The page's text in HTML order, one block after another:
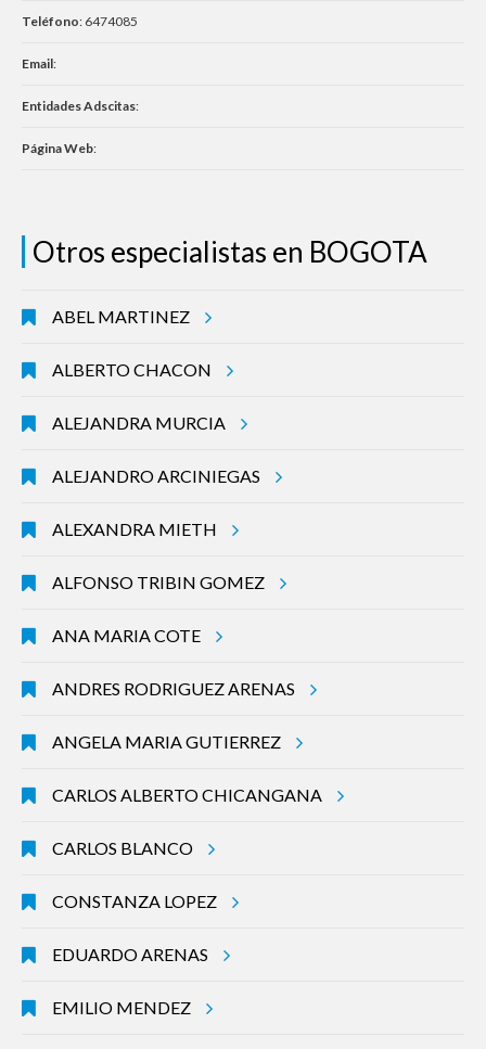
Teléfono: 6474085
Email:
Entidades Adscitas:
Página Web:
Otros especialistas en BOGOTA
ABEL MARTINEZ
ALBERTO CHACON
ALEJANDRA MURCIA
ALEJANDRO ARCINIEGAS
ALEXANDRA MIETH
ALFONSO TRIBIN GOMEZ
ANA MARIA COTE
ANDRES RODRIGUEZ ARENAS
ANGELA MARIA GUTIERREZ
CARLOS ALBERTO CHICANGANA
CARLOS BLANCO
CONSTANZA LOPEZ
EDUARDO ARENAS
EMILIO MENDEZ